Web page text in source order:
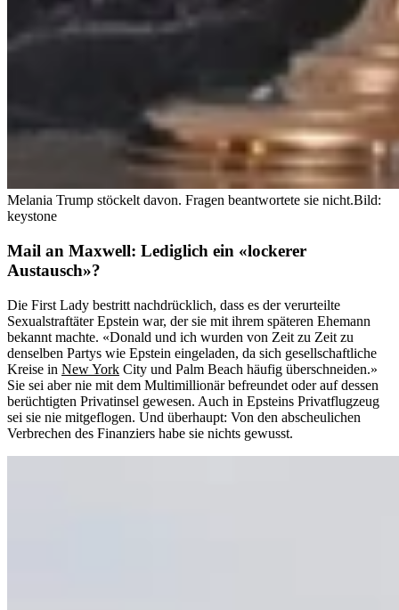
Melania Trump stöckelt davon. Fragen beantwortete sie nicht.Bild:
keystone
Mail an Maxwell: Lediglich ein «lockerer
Austausch»?
Die First Lady bestritt nachdrücklich, dass es der verurteilte
Sexualstraftäter Epstein war, der sie mit ihrem späteren Ehemann
bekannt machte. «Donald und ich wurden von Zeit zu Zeit zu
denselben Partys wie Epstein eingeladen, da sich gesellschaftliche
Kreise in New York City und Palm Beach häufig überschneiden.»
Sie sei aber nie mit dem Multimillionär befreundet oder auf dessen
berüchtigten Privatinsel gewesen. Auch in Epsteins Privatflugzeug
sei sie nie mitgeflogen. Und überhaupt: Von den abscheulichen
Verbrechen des Finanziers habe sie nichts gewusst.